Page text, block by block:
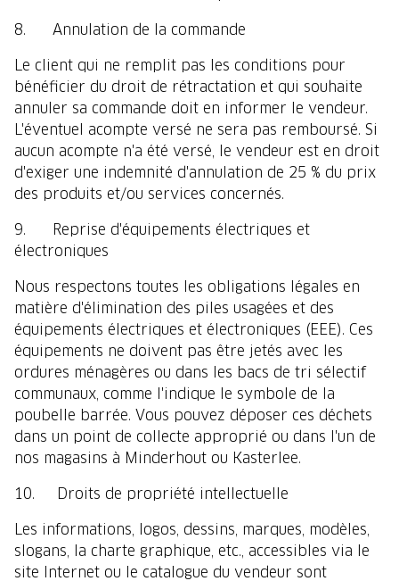
8. Annulation de la commande
Le client qui ne remplit pas les conditions pour
bénéficier du droit de rétractation et qui souhaite
annuler sa commande doit en informer le vendeur.
L'éventuel acompte versé ne sera pas remboursé. Si
aucun acompte n'a été versé, le vendeur est en droit
d'exiger une indemnité d'annulation de 25 % du prix
des produits et/ou services concernés.
9. Reprise d'équipements électriques et
électroniques
Nous respectons toutes les obligations légales en
matière d'élimination des piles usagées et des
équipements électriques et électroniques (EEE). Ces
équipements ne doivent pas être jetés avec les
ordures ménagères ou dans les bacs de tri sélectif
communaux, comme l'indique le symbole de la
poubelle barrée. Vous pouvez déposer ces déchets
dans un point de collecte approprié ou dans l'un de
nos magasins à Minderhout ou Kasterlee.
10. Droits de propriété intellectuelle
Les informations, logos, dessins, marques, modèles,
slogans, la charte graphique, etc., accessibles via le
site Internet ou le catalogue du vendeur sont